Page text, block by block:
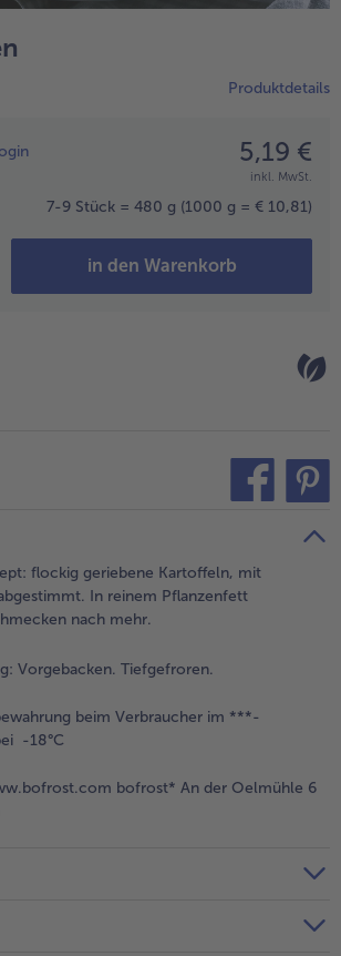
Alternativprodukte
beim Kauf von 7 Schlemmermenüs nach Wahl
Produktdetails
5,19 €
inkl. MwSt.
7-9 Stück = 480 g (1000 g = € 10,81)
in den Warenkorb
flockig geriebene Kartoffeln, mit
In reinem Pflanzenfett
nach mehr.
Vorgebacken. Tiefgefroren.
beim Verbraucher im ***-
-18°C
bofrost* An der Oelmühle 6